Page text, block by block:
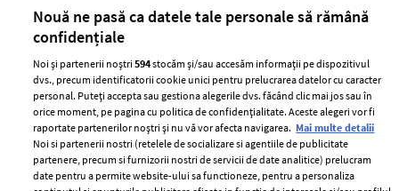
ELLE Style Awards
Termeni si conditii
Nouă ne pasă ca datele tale personale să rămână
confidențiale
Noi și partenerii noștri594stocăm și/sau accesăm informații pe dispozitivul
dvs., precum identificatorii cookie unici pentru prelucrarea datelor cu caracter
personal. Puteți accepta sau gestiona alegerile dvs. făcând clic mai jos sau în
orice moment, pe pagina cu politica de confidențialitate. Aceste alegeri vor fi
raportate partenerilor noștri și nu vă vor afecta navigarea. Mai multe detalii
Noi si partenerii nostri (retelele de socializare si agentiile de publicitate
partenere, precum si furnizorii nostri de servicii de date analitice) prelucram
date pentru a permite website-ului sa functioneze, pentru a personaliza